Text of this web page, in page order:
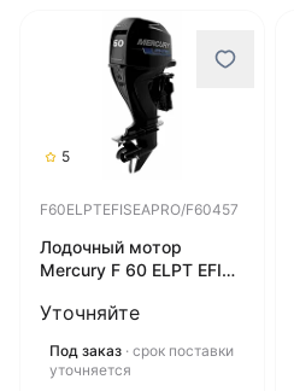
5
F60ELPTEFISEAPRO/F60457
Лодочный мотор
Mercury F 60 ELPT EFI
F60ELPTEFISEAPRO/F60457
Уточняйте
Под заказ · срок поставки
уточняется